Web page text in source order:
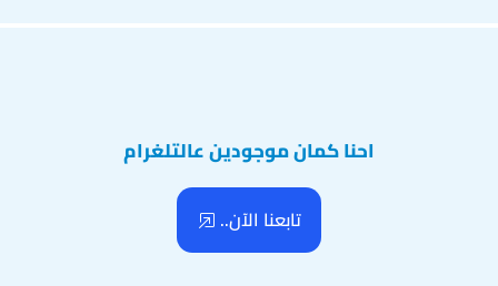
احنا كمان موجودين عالتلغرام
تابعنا الآن..